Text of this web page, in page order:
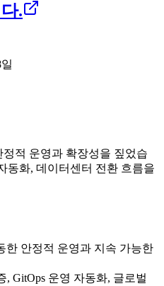
.
적 운영과 확장성을 짚었습
동화, 데이터센터 전환 흐름을
한 안정적 운영과 지속 가능한
, GitOps 운영 자동화, 글로벌